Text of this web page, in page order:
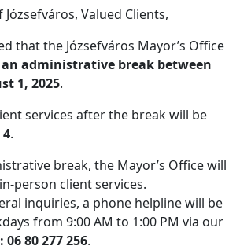
Valued Clients,
that the Józsefváros Mayor’s Office
administrative break between
1, 2025.
services after the break will be
.
break, the Mayor’s Office will
person client services.
inquiries, a phone helpline will be
from 9:00 AM to 1:00 PM via our
80 277 256.